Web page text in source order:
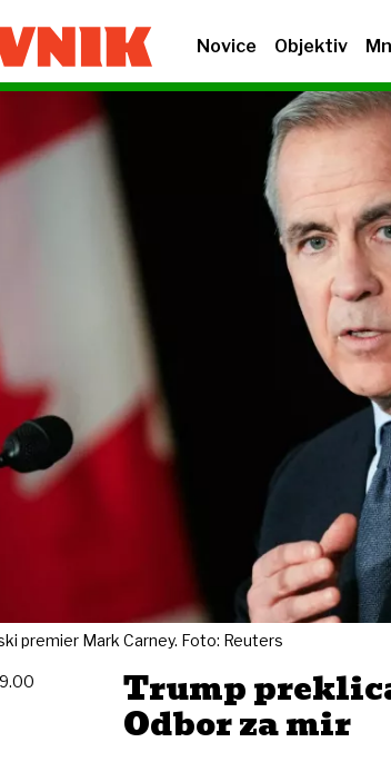
Novice Objektiv
premier Mark Carney. Foto: Reuters
Trump
Odbor za mir